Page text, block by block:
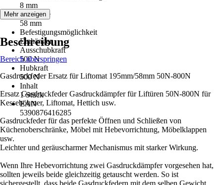
8 mm
Hublänge
58 mm
Befestigungsmöglichkeit
Einhängen
Ausschubkraft
500 N
Hubkraft
500 N
Inhalt
1 Stück
EAN
5390876416285
Mehr anzeigen
Beschreibung
Bereich überspringen
Gasdruckfeder Ersatz für Liftomat 195mm/58mm 50N-800N
Ersatz Gasdruckfeder Gasdruckdämpfer für Liftüren 50N-800N für
Kesseböhmer, Liftomat, Hettich usw.
Gasdruckfeder für das perfekte Öffnen und Schließen von
Küchenoberschränke, Möbel mit Hebevorrichtung, Möbelklappen
usw.
Leichter und geräuscharmer Mechanismus mit starker Wirkung.
Wenn Ihre Hebevorrichtung zwei Gasdruckdämpfer vorgesehen hat,
sollten jeweils beide gleichzeitig getauscht werden. So ist
sichergestellt, dass beide Gasdruckfedern mit dem selben Gewicht